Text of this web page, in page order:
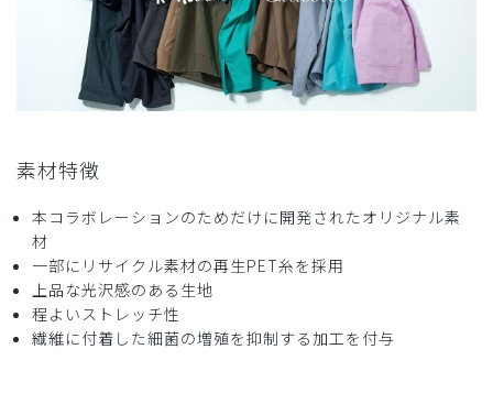
40代 身長: 156-160cm 体重:
46-50kg
サイズ感
小さめ
大きめ
ストレッチ感
よく伸びる
伸びない
とても薄い 厚い
商品：R29レディース:Ron Herman スクラブトップス/
チャコールグレー/S
2026-04-29
素材特徴
本コラボレーションのためだけに開発されたオリジナル素
材
一部にリサイクル素材の再生PET糸を採用
上品な光沢感のある生地
程よいストレッチ性
繊維に付着した細菌の増殖を抑制する加工を付与